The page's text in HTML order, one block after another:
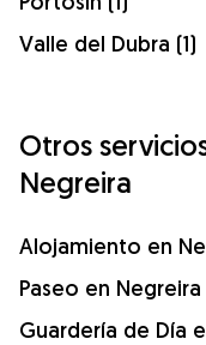
Valle del Dubra (1)
Otros
Negreira
Alojamiento en
Paseo en Negreira
Guardería de Día